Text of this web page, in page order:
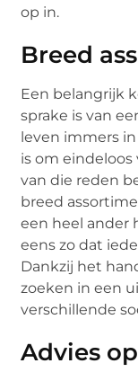
op in.
Breed
Een belangrijk
sprake is van
leven immers
is om
van die reden
breed
een heel ander
eens zo dat
Dankzij het
zoeken in een
verschillende
Advies